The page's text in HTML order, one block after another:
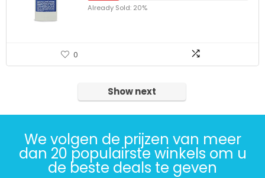
Already Sold: 20%
0
Show next
We volgen de prijzen van meer
dan 20 populairste winkels om u
de beste deals te geven